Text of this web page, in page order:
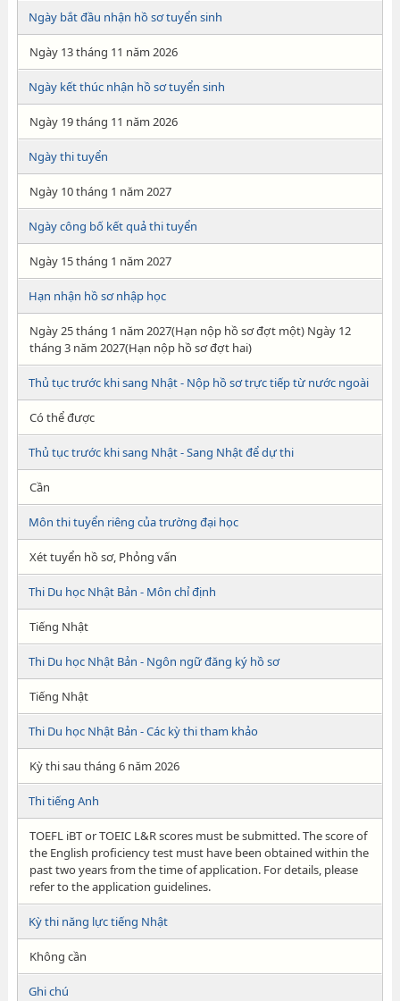
Ngày bắt đầu nhận hồ sơ tuyển sinh
Ngày 13 tháng 11 năm 2026
Ngày kết thúc nhận hồ sơ tuyển sinh
Ngày 19 tháng 11 năm 2026
Ngày thi tuyển
Ngày 10 tháng 1 năm 2027
Ngày công bố kết quả thi tuyển
Ngày 15 tháng 1 năm 2027
Hạn nhận hồ sơ nhập học
Ngày 25 tháng 1 năm 2027(Hạn nộp hồ sơ đợt một) Ngày 12
tháng 3 năm 2027(Hạn nộp hồ sơ đợt hai)
Thủ tục trước khi sang Nhật - Nộp hồ sơ trực tiếp từ nước ngoài
Có thể được
Thủ tục trước khi sang Nhật - Sang Nhật để dự thi
Cần
Môn thi tuyển riêng của trường đại học
Xét tuyển hồ sơ, Phỏng vấn
Thi Du học Nhật Bản - Môn chỉ định
Tiếng Nhật
Thi Du học Nhật Bản - Ngôn ngữ đăng ký hồ sơ
Tiếng Nhật
Thi Du học Nhật Bản - Các kỳ thi tham khảo
Kỳ thi sau tháng 6 năm 2026
Thi tiếng Anh
TOEFL iBT or TOEIC L&R scores must be submitted. The score of
the English proficiency test must have been obtained within the
past two years from the time of application. For details, please
refer to the application guidelines.
Kỳ thi năng lực tiếng Nhật
Không cần
Ghi chú